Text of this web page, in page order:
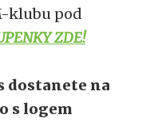
klubu pod
ZDE!
dostanete na
s logem